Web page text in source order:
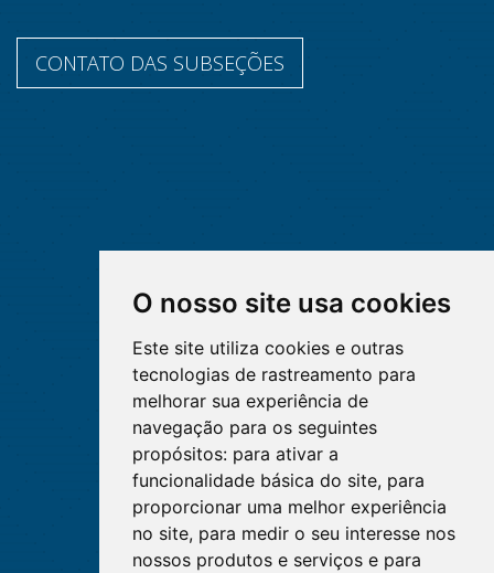
O nosso site usa cookies
Este site utiliza cookies e outras
tecnologias de rastreamento para
melhorar sua experiência de
navegação para os seguintes
propósitos: para ativar a
funcionalidade básica do site, para
proporcionar uma melhor experiência
no site, para medir o seu interesse nos
nossos produtos e serviços e para
CONTATO DAS SUBSEÇÕES